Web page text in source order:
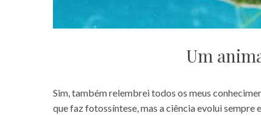
Um
Sim, também relembrei todos os meus
que faz fotossíntese, mas a ciência evolui sempre